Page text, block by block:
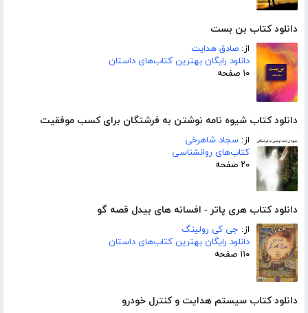
دانلود کتاب بن بست
از: صادق هدایت
دانلود رایگان بهترین کتاب‌های داستان
۱۰ صفحه
دانلود کتاب شیوه نامه نوشتن به فرشتگان برای کسب موفقیت
از: سجاد شاهرخی
کتاب‌های روانشناسی
۲۰ صفحه
دانلود کتاب هری پاتر - افسانه های بیدل قصه گو
از: جی کی رولینگ
دانلود رایگان بهترین کتاب‌های داستان
۱۱۰ صفحه
دانلود کتاب سیستم هدایت و کنترل خودرو